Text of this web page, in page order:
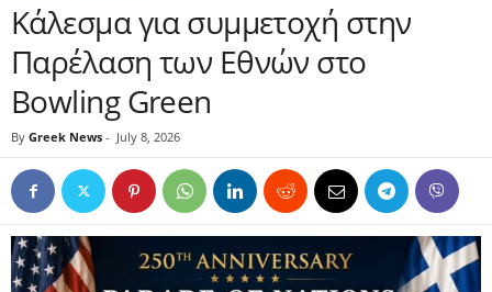
Κάλεσμα για συμμετοχή στην
Παρέλαση των Εθνών στο
Bowling Green
By Greek News - July 8, 2026